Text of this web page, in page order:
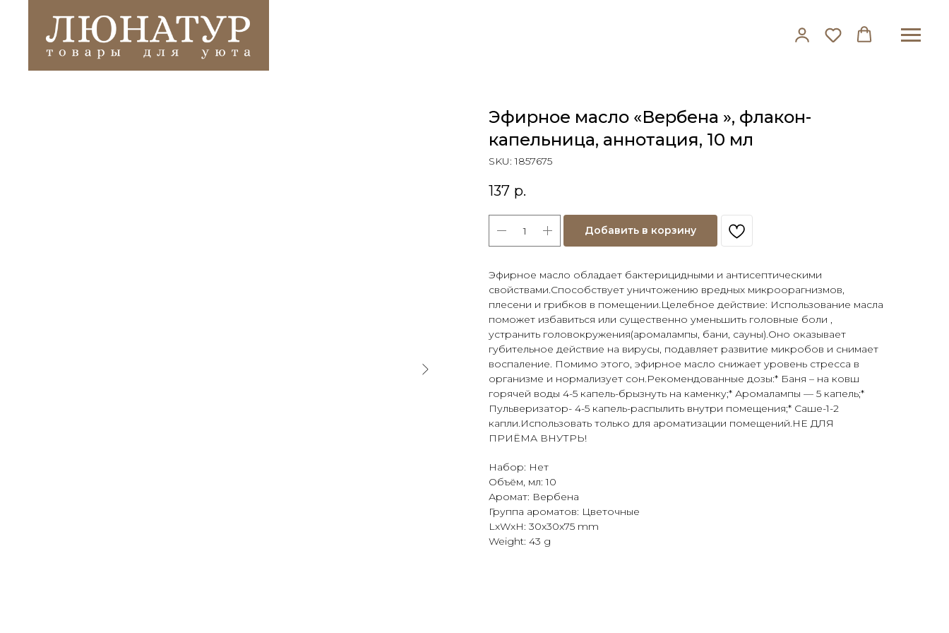
Эфирное масло «Вербена », флакон-
капельница, аннотация, 10 мл
SKU:1857675
137 р.
Добавить в корзину
Эфирное масло обладает бактерицидными и антисептическими
свойствами.Способствует уничтожению вредных микроорагнизмов,
плесени и грибков в помещении.Целебное действие: Использование масла
поможет избавиться или существенно уменьшить головные боли ,
устранить головокружения(аромалампы, бани, сауны).Оно оказывает
губительное действие на вирусы, подавляет развитие микробов и снимает
воспаление. Помимо этого, эфирное масло снижает уровень стресса в
организме и нормализует сон.Рекомендованные дозы:* Баня – на ковш
горячей воды 4-5 капель-брызнуть на каменку;* Аромалампы — 5 капель;*
Пульверизатор- 4-5 капель-распылить внутри помещения;* Саше-1-2
капли.Использовать только для ароматизации помещений.НЕ ДЛЯ
ПРИЁМА ВНУТРЬ!
Набор: Нет
Объём, мл: 10
Аромат: Вербена
Группа ароматов: Цветочные
LxWxH: 30x30x75 mm
Weight: 43 g